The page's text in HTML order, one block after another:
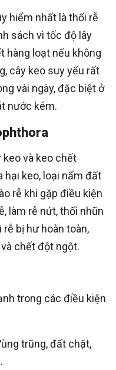
hiểm nhất là thối rễ
sách vì tốc độ lây
hàng loạt nếu không
cây keo suy yếu rất
vài ngày, đặc biệt ở
nước kém.
keo và keo chết
hại keo, loại nấm đất
rễ khi gặp điều kiện
làm rễ nứt, thối nhũn
bị hư hoàn toàn,
chết đột ngột.
trong các điều kiện
trũng, đất chặt,